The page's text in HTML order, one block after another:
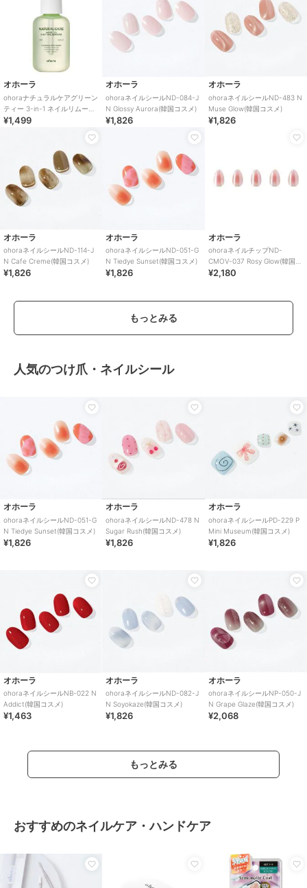
オホーラ
ohoraナチュラルケアグリーン
ティー 3-in-1 ネイルリムーバ
ー(韓国コスメ)
¥1,499
オホーラ
ohoraネイルシールND-084-J
N Glossy Aurora(韓国コスメ)
¥1,826
オホーラ
ohoraネイルシールND-483 N
Muse Glow(韓国コスメ)
¥1,826
オホーラ
ohoraネイルシールND-114-J
N Cafe Creme(韓国コスメ)
¥1,826
オホーラ
ohoraネイルシールND-051-G
N Tiedye Sunset(韓国コスメ)
¥1,826
オホーラ
ohoraネイルチップND-
CMOV-037 Rosy Glow(韓国コ
スメ)
¥2,180
もっとみる
人気のつけ爪・ネイルシール
オホーラ
ohoraネイルシールND-051-G
N Tiedye Sunset(韓国コスメ)
¥1,826
オホーラ
ohoraネイルシールND-478 N
Sugar Rush(韓国コスメ)
¥1,826
オホーラ
ohoraネイルシールPD-229 P
Mini Museum(韓国コスメ)
¥1,826
オホーラ
ohoraネイルシールNB-022 N
Addict(韓国コスメ)
¥1,463
オホーラ
ohoraネイルシールND-082-J
N Soyokaze(韓国コスメ)
¥1,826
オホーラ
ohoraネイルシールNP-050-J
N Grape Glaze(韓国コスメ)
¥2,068
もっとみる
おすすめのネイルケア・ハンドケア